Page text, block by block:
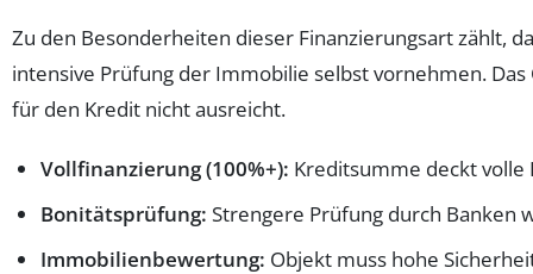
Zu den Besonderheiten dieser Finanzierungsart zählt,
intensive Prüfung der Immobilie selbst vornehmen.
für den Kredit nicht ausreicht.
Vollfinanzierung (100%+): Kreditsumme deckt
Bonitätsprüfung: Strengere Prüfung durch Banken
Immobilienbewertung: Objekt muss hohe